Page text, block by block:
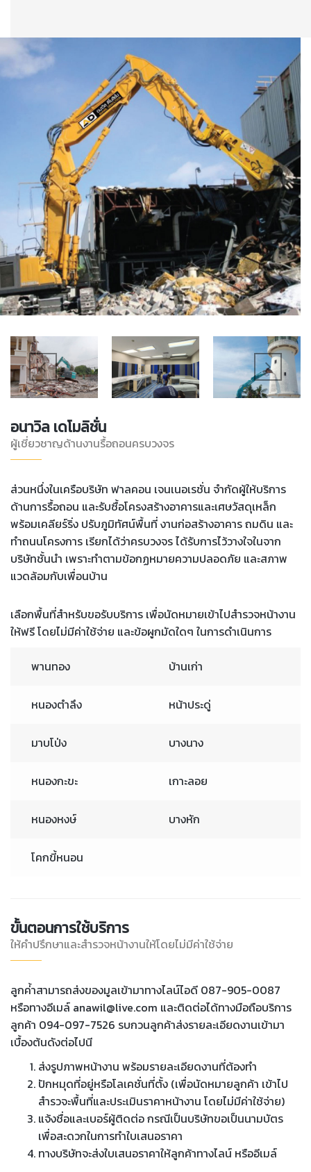
อนาวิล เดโมลิชั่น
ผู้เชี่ยวชาญด้านงานรื้อถอนครบวงจร
ส่วนหนึ่งในเครือบริษัท ฟาลคอน เจนเนอเรชั่น จำกัดผู้ให้บริการ
ด้านการรื้อถอน และรับซื้อโครงสร้างอาคารและเศษวัสดุเหล็ก
พร้อมเคลียร์ริ่ง ปรับภูมิทัศน์พื้นที่ งานก่อสร้างอาคาร ถมดิน และ
ทำถนนโครงการ เรียกได้ว่าครบวงจร ได้รับการไว้วางใจในจาก
บริษัทชั้นนำ เพราะทำตามข้อกฏหมายความปลอดภัย และสภาพ
แวดล้อมกับเพื่อนบ้าน
เลือกพื้นที่สำหรับขอรับบริการ เพื่อนัดหมายเข้าไปสำรวจหน้างาน
ให้ฟรี โดยไม่มีค่าใช้จ่าย และข้อผูกมัดใดๆ ในการดำเนินการ
พานทอง บ้านเก่า
หนองตำลึง หน้าประดู่
มาบโป่ง บางนาง
หนองกะขะ เกาะลอย
หนองหงษ์ บางหัก
โคกขี้หนอน
ขั้นตอนการใช้บริการ
ให้คำปรึกษาและสำรวจหน้างานให้โดยไม่มีค่าใช้จ่าย
ลูกค่้าสามารถส่งของมูลเข้ามาทางไลน์ไอดี 087-905-0087
หรือทางอีเมล์ anawil@live.com และติดต่อได้ทางมือถือบริการ
ลูกค้า 094-097-7526 รบกวนลูกค้าส่งรายละเอียดงานเข้ามา
เบื้องต้นดังต่อไปนี
ส่งรูปภาพหน้างาน พร้อมรายละเอียดงานที่ต้องทำ
ปักหมุดที่อยู่หรือโลเคชั่นที่ตั้ง (เพื่อนัดหมายลูกค้า เข้าไป
สำรวจะพื้นที่และประเมินราคาหน้างาน โดยไม่มีค่าใช้จ่าย)
แจ้งชื่อและเบอร์ผู้ติดต่อ กรณีเป็นบริษัทขอเป็นนามบัตร
เพื่อสะดวกในการทำใบเสนอราคา
ทางบริษัทจะส่งใบเสนอราคาให้ลูกค้าทางไลน์ หรืออีเมล์